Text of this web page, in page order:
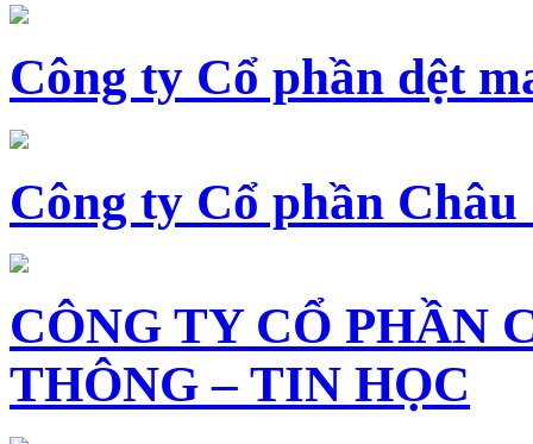
Công ty Cổ phần dệt
Công ty Cổ phần Châu
CÔNG TY CỔ PHẦN
THÔNG – TIN HỌC